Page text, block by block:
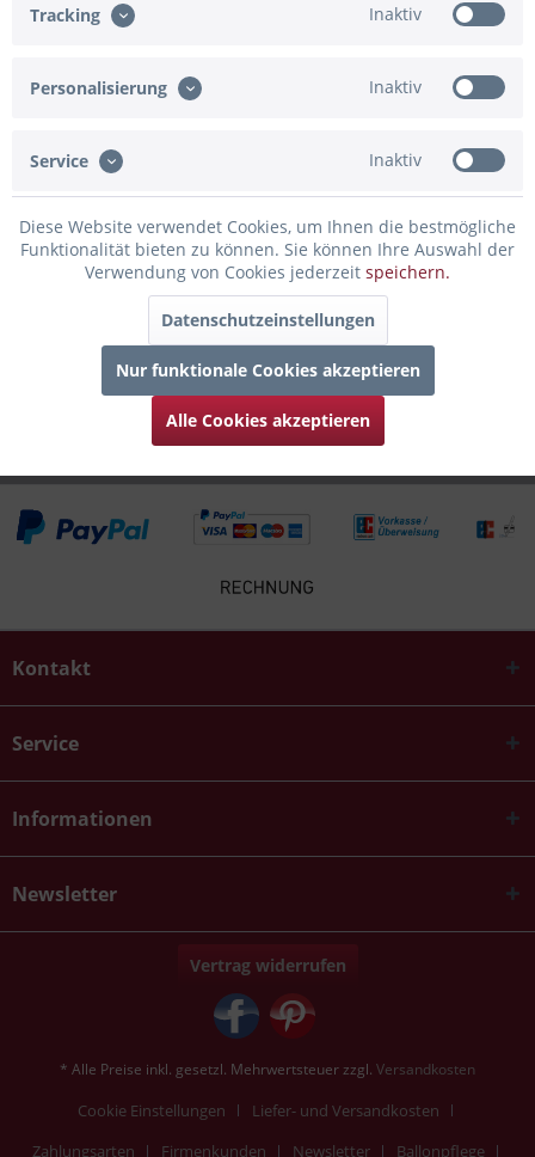
Artikel-Nr.:
Beschreibung
genießt man seine Lieblingsspirituosen,...
Bewertungen lesen, schreiben und diskutieren... mehr
Infos zum Hersteller
Folgende Infos zum Hersteller sind verfübar......
4
Kontakt
Service
Informationen
Newsletter
Vertrag widerrufen
* Alle Preise inkl. gesetzl. Mehrwertsteuer zzgl. Versandkosten
Cookie Einstellungen
Liefer- und Versandkosten
Zahlungsarten
Firmenkunden Newsletter Ballonpflege
Tracking Inaktiv
Personalisierung Inaktiv
Service Inaktiv
Diese Website verwendet Cookies, um Ihnen die bestmögliche
Funktionalität bieten zu können. Sie können Ihre Auswahl der
Verwendung von Cookies jederzeit speichern.
Datenschutzeinstellungen
Nur funktionale Cookies akzeptieren
Alle Cookies akzeptieren